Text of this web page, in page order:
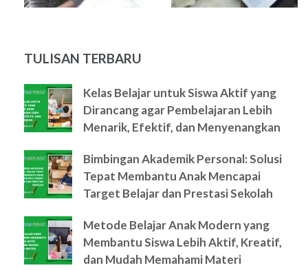
TULISAN TERBARU
Kelas Belajar untuk Siswa Aktif yang
Dirancang agar Pembelajaran Lebih
Menarik, Efektif, dan Menyenangkan
Bimbingan Akademik Personal: Solusi
Tepat Membantu Anak Mencapai
Target Belajar dan Prestasi Sekolah
Metode Belajar Anak Modern yang
Membantu Siswa Lebih Aktif, Kreatif,
dan Mudah Memahami Materi